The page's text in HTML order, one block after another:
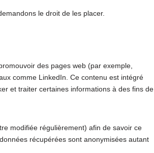
le droit de les placer.
des pages web (par exemple,
comme LinkedIn. Ce contenu est intégré
et traiter certaines informations à des fins de
modifiée régulièrement) afin de savoir ce
récupérées sont anonymisées autant